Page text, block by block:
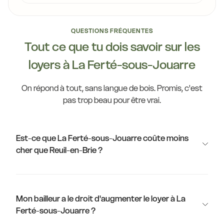
QUESTIONS FRÉQUENTES
Tout ce que tu dois savoir sur les
loyers à La Ferté-sous-Jouarre
On répond à tout, sans langue de bois. Promis, c'est
pas trop beau pour être vrai.
Est-ce que La Ferté-sous-Jouarre coûte moins
cher que Reuil-en-Brie ?
Mon bailleur a le droit d'augmenter le loyer à La
Ferté-sous-Jouarre ?